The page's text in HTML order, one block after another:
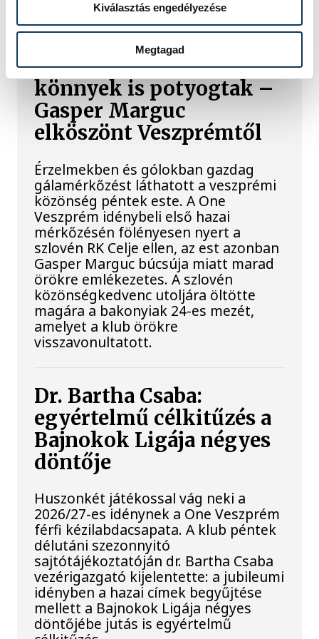
Kiválasztás engedélyezése
Megtagad
A gólok mellett a
könnyek is potyogtak –
Gasper Marguc
elköszönt Veszprémtől
Érzelmekben és gólokban gazdag
gálamérkőzést láthatott a veszprémi
közönség péntek este. A One
Veszprém idénybeli első hazai
mérkőzésén fölényesen nyert a
szlovén RK Celje ellen, az est azonban
Gasper Marguc búcsúja miatt marad
örökre emlékezetes. A szlovén
közönségkedvenc utoljára öltötte
magára a bakonyiak 24-es mezét,
amelyet a klub örökre
visszavonultatott.
Dr. Bartha Csaba:
egyértelmű célkitűzés a
Bajnokok Ligája négyes
döntője
Huszonkét játékossal vág neki a
2026/27-es idénynek a One Veszprém
férfi kézilabdacsapata. A klub péntek
délutáni szezonnyitó
sajtótájékoztatóján dr. Bartha Csaba
vezérigazgató kijelentette: a jubileumi
idényben a hazai címek begyűjtése
mellett a Bajnokok Ligája négyes
döntőjébe jutás is egyértelmű